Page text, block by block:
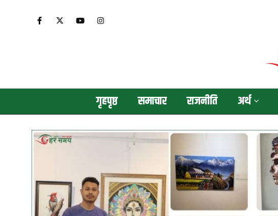
गृहपृष्ठ समाचार राजनीति अर्थ